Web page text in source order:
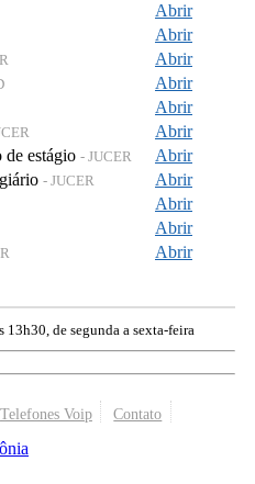
Abrir
Abrir
Abrir
Abrir
Abrir
Abrir
de estágio - JUCER
Abrir
- JUCER
Abrir
Abrir
Abrir
Abrir
de segunda a sexta-feira
Telefones Voip
Contato